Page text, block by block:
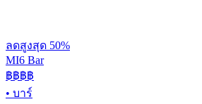
ลดสูงสุด 50%
MI6 Bar
฿฿฿฿
• บาร์